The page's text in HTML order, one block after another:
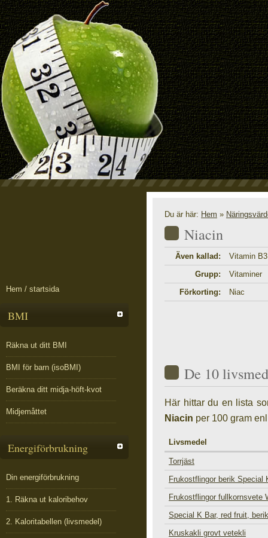
Hem / startsida
BMI
Räkna ut ditt BMI
BMI för barn (isoBMI)
Beräkna ditt midja-höft-kvot
Midjemåttet
Energiförbrukning
Din energiförbrukning
1. Räkna ut kaloribehov
2. Kaloritabellen (livsmedel)
Du är här: Hem »
Niacin
Även kallad:
Vitamin B3
Grupp:
Vitaminer
Förkorting:
Niac
De 10
Här hittar du en lista
Niacin per 100 gram
Livsmedel
Torrjäst
Frukostflingor berik Special
Frukostflingor fullkornsvete
Special K Bar, red fruit,
Kruskakli grovt vetekli